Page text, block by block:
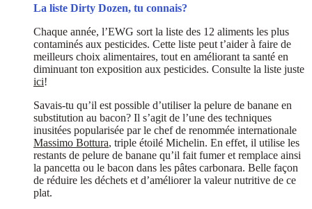
La liste Dirty Dozen, tu connais?
Chaque année, l’EWG sort la liste des 12 aliments les plus
contaminés aux pesticides. Cette liste peut t’aider à faire de
meilleurs choix alimentaires, tout en améliorant ta santé en
diminuant ton exposition aux pesticides. Consulte la liste juste
ici!
Savais-tu qu’il est possible d’utiliser la pelure de banane en
substitution au bacon? Il s’agit de l’une des techniques
inusitées popularisée par le chef de renommée internationale
Massimo Bottura, triple étoilé Michelin. En effet, il utilise les
restants de pelure de banane qu’il fait fumer et remplace ainsi
la pancetta ou le bacon dans les pâtes carbonara. Belle façon
de réduire les déchets et d’améliorer la valeur nutritive de ce
plat.